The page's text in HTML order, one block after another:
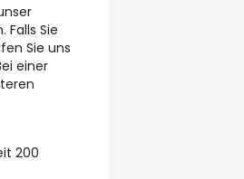
Sie
Sie uns
einer
200